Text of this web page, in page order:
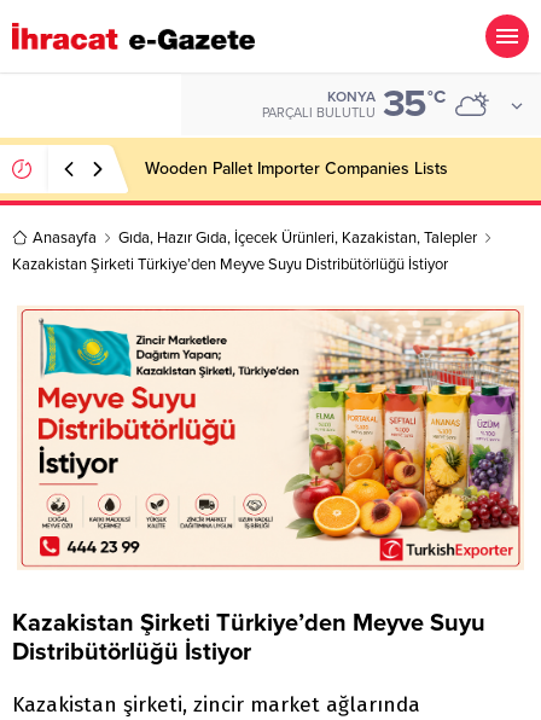
KONYA
PARÇALI BULUTLU 35°C
Wooden Pallet Importer Companies Lists
Anasayfa Gıda, Hazır Gıda, İçecek Ürünleri, Kazakistan,Talepler
Kazakistan Şirketi Türkiye’den Meyve Suyu Distribütörlüğü İstiyor
Kazakistan Şirketi Türkiye’den Meyve Suyu
Distribütörlüğü İstiyor
Kazakistan şirketi, zincir market ağlarında